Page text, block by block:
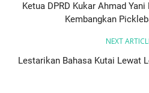
Ketua DPRD Kukar Ahmad
Kembangkan
NEXT
Lestarikan Bahasa Kutai Lewat